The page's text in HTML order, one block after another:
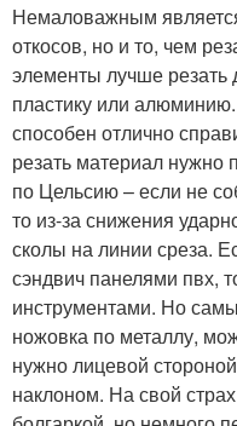
Немаловажным
откосов, но и то, чем
элементы лучше резать
пластику или
способен отлично
резать материал нужно
по Цельсию – если не
то из-за снижения
сколы на линии среза.
сэндвич панелями пвх,
инструментами. Но
ножовка по металлу,
нужно лицевой
наклоном. На свой